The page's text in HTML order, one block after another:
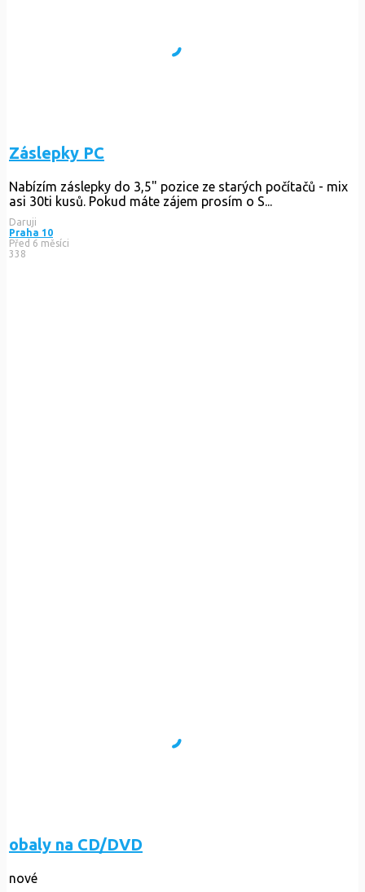
Záslepky PC
Nabízím záslepky do 3,5" pozice ze starých počítačů - mix
asi 30ti kusů. Pokud máte zájem prosím o S...
Daruji
Praha 10
Před 6 měsíci
338
obaly na CD/DVD
nové